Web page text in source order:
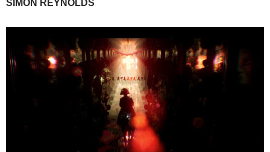
SIMON REYNOLDS